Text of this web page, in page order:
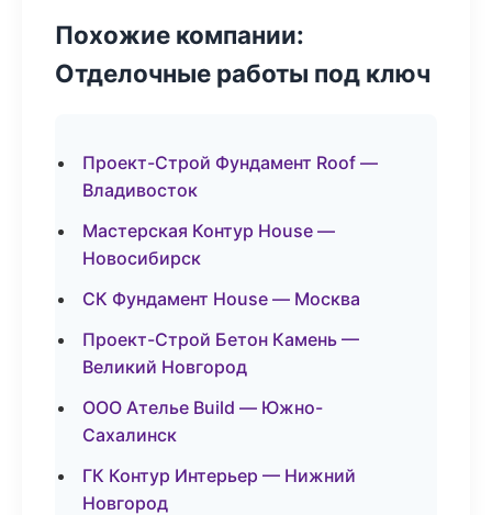
Похожие компании:
Отделочные работы под ключ
Проект-Строй Фундамент Roof —
Владивосток
Мастерская Контур House —
Новосибирск
СК Фундамент House — Москва
Проект-Строй Бетон Камень —
Великий Новгород
ООО Ателье Build — Южно-
Сахалинск
ГК Контур Интерьер — Нижний
Новгород